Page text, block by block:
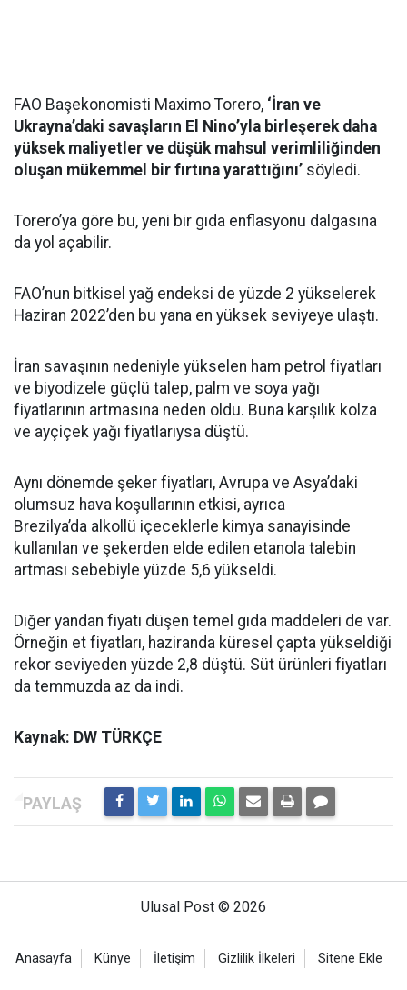
FAO Başekonomisti Maximo Torero, ‘İran ve
Ukrayna’daki savaşların El Nino’yla birleşerek daha
yüksek maliyetler ve düşük mahsul verimliliğinden
oluşan mükemmel bir fırtına yarattığını’ söyledi.
Torero’ya göre bu, yeni bir gıda enflasyonu dalgasına
da yol açabilir.
FAO’nun bitkisel yağ endeksi de yüzde 2 yükselerek
Haziran 2022’den bu yana en yüksek seviyeye ulaştı.
İran savaşının nedeniyle yükselen ham petrol fiyatları
ve biyodizele güçlü talep, palm ve soya yağı
fiyatlarının artmasına neden oldu. Buna karşılık kolza
ve ayçiçek yağı fiyatlarıysa düştü.
Aynı dönemde şeker fiyatları, Avrupa ve Asya’daki
olumsuz hava koşullarının etkisi, ayrıca
Brezilya’da alkollü içeceklerle kimya sanayisinde
kullanılan ve şekerden elde edilen etanola talebin
artması sebebiyle yüzde 5,6 yükseldi.
Diğer yandan fiyatı düşen temel gıda maddeleri de var.
Örneğin et fiyatları, haziranda küresel çapta yükseldiği
rekor seviyeden yüzde 2,8 düştü. Süt ürünleri fiyatları
da temmuzda az da indi.
Kaynak: DW TÜRKÇE
Ulusal Post © 2026
Anasayfa Künye İletişim Gizlilik İlkeleri Sitene Ekle